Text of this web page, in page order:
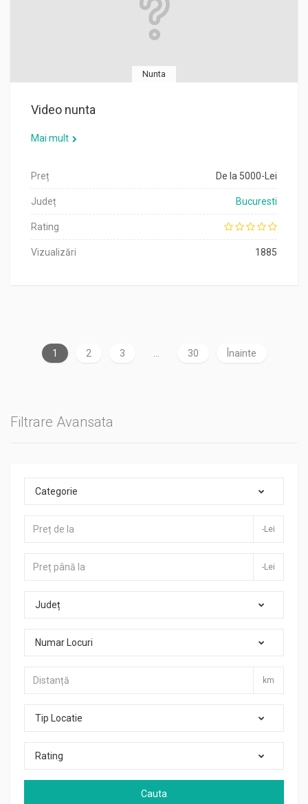
Nunta
Video nunta
Mai mult
Preț De la 5000-Lei
Județ Bucuresti
Rating
Vizualizări 1885
1 2 3 30 Înainte
Filtrare Avansata
Categorie
-Lei
-Lei
Județ
Numar Locuri
km
Tip Locatie
Rating
Cauta